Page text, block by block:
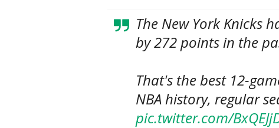
The New York Knicks
by 272 points in the
That's the best 12-
NBA history, regular
pic.twitter.com/